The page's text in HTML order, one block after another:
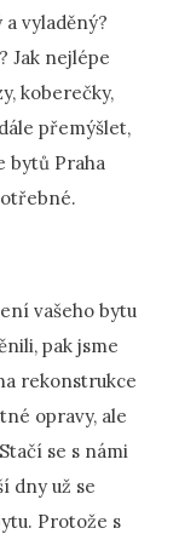
vyladěný?
Jak nejlépe
koberečky,
přemýšlet,
bytů Praha
vašeho bytu
pak jsme
rekonstrukce
opravy, ale
se s námi
dny už se
Protože s